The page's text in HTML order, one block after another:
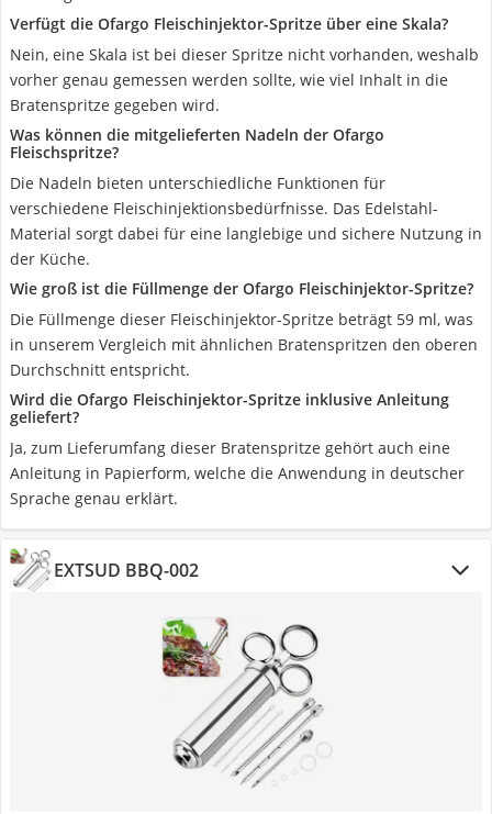
Verfügt die Ofargo Fleischinjektor-Spritze über eine Skala?
Nein, eine Skala ist bei dieser Spritze nicht vorhanden, weshalb
vorher genau gemessen werden sollte, wie viel Inhalt in die
Bratenspritze gegeben wird.
Was können die mitgelieferten Nadeln der Ofargo
Fleischspritze?
Die Nadeln bieten unterschiedliche Funktionen für
verschiedene Fleischinjektionsbedürfnisse. Das Edelstahl-
Material sorgt dabei für eine langlebige und sichere Nutzung in
der Küche.
Wie groß ist die Füllmenge der Ofargo Fleischinjektor-Spritze?
Die Füllmenge dieser Fleischinjektor-Spritze beträgt 59 ml, was
in unserem Vergleich mit ähnlichen Bratenspritzen den oberen
Durchschnitt entspricht.
Wird die Ofargo Fleischinjektor-Spritze inklusive Anleitung
geliefert?
Ja, zum Lieferumfang dieser Bratenspritze gehört auch eine
Anleitung in Papierform, welche die Anwendung in deutscher
Sprache genau erklärt.
EXTSUD BBQ-002